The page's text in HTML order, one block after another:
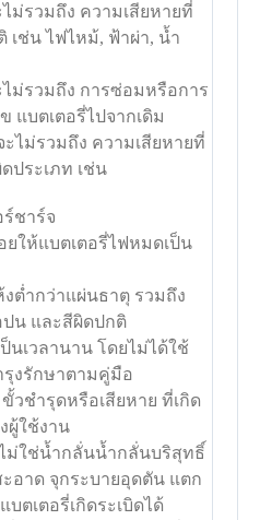
ม่รวมถึง ความเสียหายที่
เช่น ไฟไหม้, ฟ้าผ่า, น้ำ
ไม่รวมถึง การซ่อมหรือการ
แบตเตอรี่ไปจากเดิม
ไม่รวมถึง ความเสียหายที่
ประเภท เช่น
ร์ชาร์จ
ยให้แบตเตอรี่ไฟหมดเป็น
ต่ำกว่าแผ่นธาตุ รวมถึง
ปน และสีผิดปกติ
นเวลานาน โดยไม่ได้ใช้
รุงรักษาตามคู่มือ
วชำรุดหรือเสียหาย ที่เกิด
ผู้ใช้งาน
ม่ใช่น้ำกลั่นน้ำกลั่นบริสุทธิ์
อาด จุกระบายอุดตัน แตก
บตเตอรี่เกิดระเบิดได้